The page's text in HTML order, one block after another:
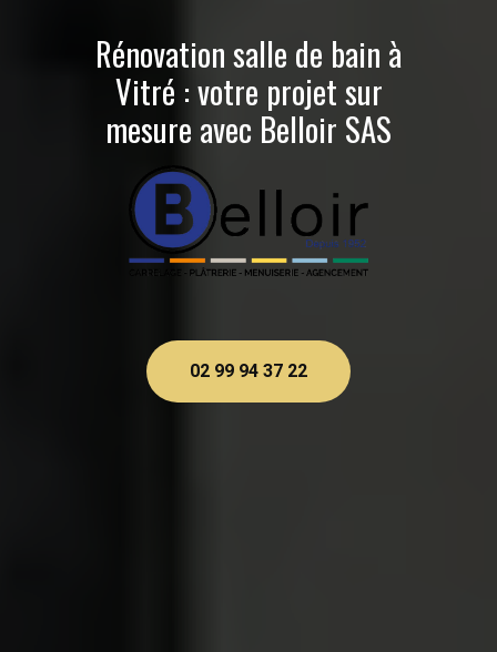
Rénovation salle de bain à
Vitré : votre projet sur
mesure avec Belloir SAS
02 99 94 37 22